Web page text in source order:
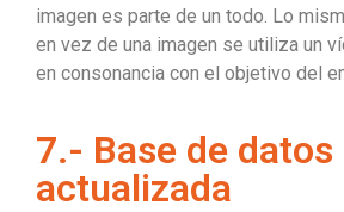
imagen es parte de un todo. Lo
en vez de una imagen se utiliza un
en consonancia con el objetivo del
7.- Base de datos
actualizada